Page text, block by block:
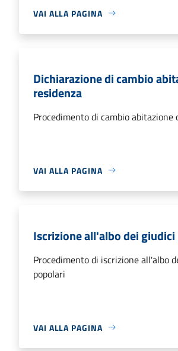
VAI ALLA PAGINA
Dichiarazione di cambio
residenza
Procedimento di cambio abitazione
VAI ALLA PAGINA
Iscrizione all'albo dei
Procedimento di iscrizione all'albo
popolari
VAI ALLA PAGINA